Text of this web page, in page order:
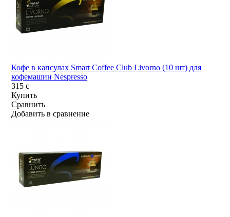
Кофе в капсулах Smart Coffee Club Livorno (10 шт) для
кофемашин Nespresso
315c
Купить
Сравнить
Добавить в сравнение